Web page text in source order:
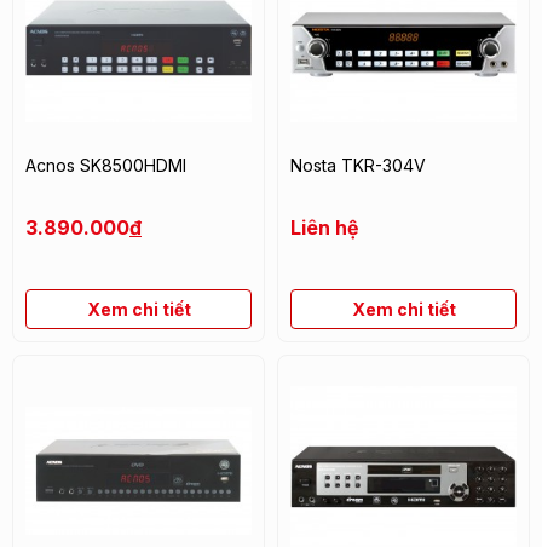
Acnos SK8500HDMI
3.890.000đ
Xem chi tiết
Nosta TKR-304V
Liên hệ
Xem chi tiết